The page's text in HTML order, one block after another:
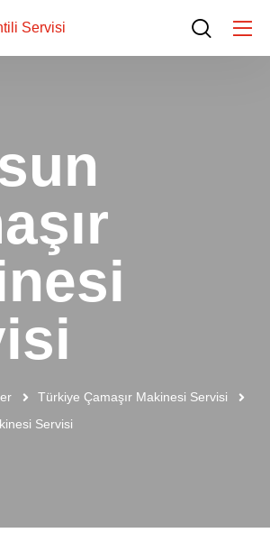
Türkiye Çamaşır Makinesi Servisi
Servisi